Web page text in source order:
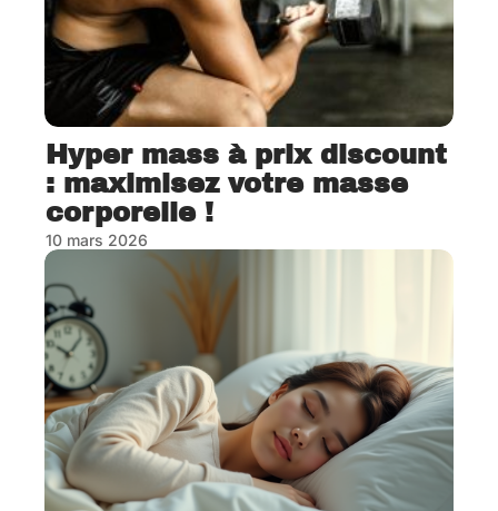
Hyper mass à prix discount
: maximisez votre masse
corporelle !
10 mars 2026